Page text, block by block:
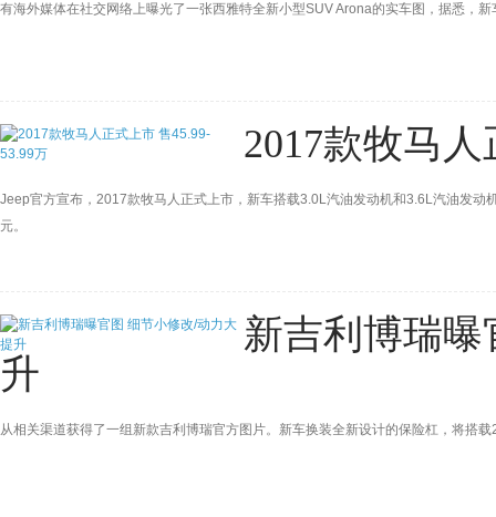
有海外媒体在社交网络上曝光了一张西雅特全新小型SUV Arona的实车图，据悉，
2017款牧马人
Jeep官方宣布，2017款牧马人正式上市，新车搭载3.0L汽油发动机和3.6L汽油发
元。
新吉利博瑞
升
从相关渠道获得了一组新款吉利博瑞官方图片。新车换装全新设计的保险杠，将搭